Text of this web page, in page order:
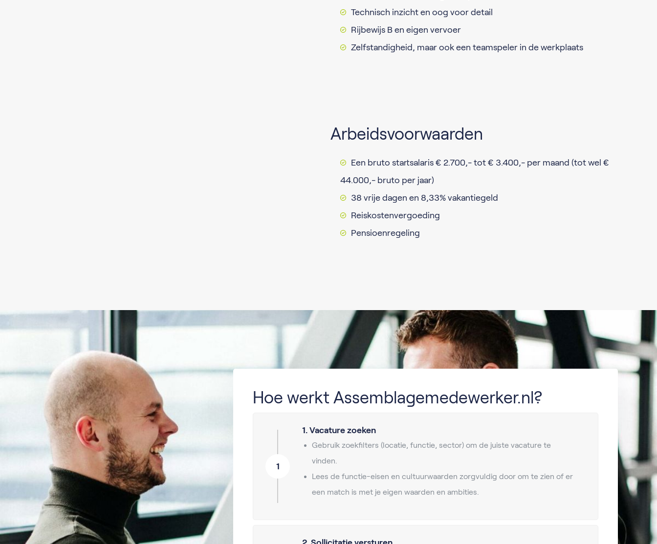
Technisch inzicht en oog voor detail
Rijbewijs B en eigen vervoer
Zelfstandigheid, maar ook een teamspeler in de werkplaats
Arbeidsvoorwaarden
Een bruto startsalaris € 2.700,- tot € 3.400,- per maand (tot wel €
44.000,- bruto per jaar)
38 vrije dagen en 8,33% vakantiegeld
Reiskostenvergoeding
Pensioenregeling
Hoe werkt Assemblagemedewerker.nl?
1
1. Vacature zoeken
Gebruik zoekfilters (locatie, functie, sector) om de juiste vacature te
vinden.
Lees de functie-eisen en cultuurwaarden zorgvuldig door om te zien of er
een match is met je eigen waarden en ambities.